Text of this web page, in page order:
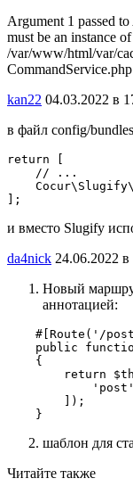
Argument 1 passed
must be an instance
/var/www/html/var/
kan22 04.03.2022 в
в файл config/
return [
    // ...
];
и вместо Slugify
da4nick 24.06.2022 в
Новый
аннотацией:
#[Route('/
public
    {
return
        ]);
    }
шаблон для
Читайте также